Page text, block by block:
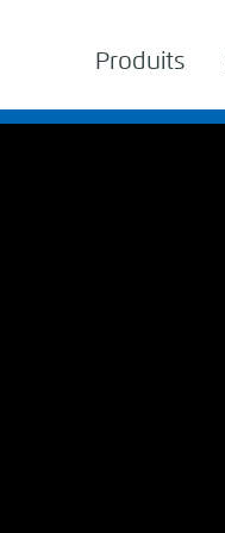
Produits